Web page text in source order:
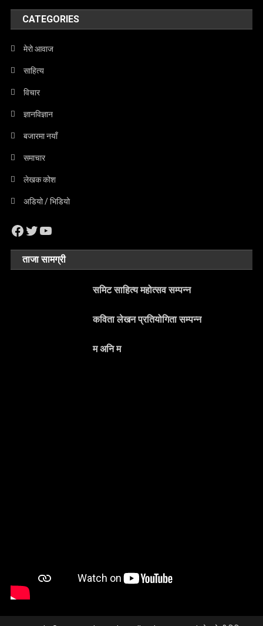
CATEGORIES
मेरो आवाज
साहित्य
विचार
ज्ञानविज्ञान
बजारमा नयाँ
समाचार
लेखक कोश
अडियो / भिडियो
Facebook
Twitter
YouTube
ताजा सामग्री
समिट साहित्य महोत्सव सम्पन्न
कविता लेखन प्रतियोगिता सम्पन्न
म अनि म